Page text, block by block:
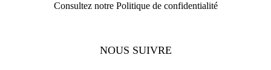
Consultez notre Politique de confidentialité
NOUS SUIVRE